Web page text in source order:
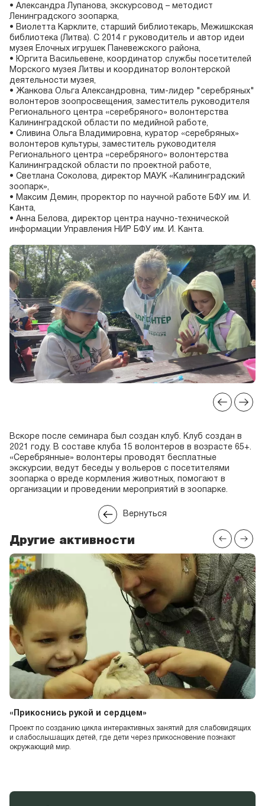
• Александра Лупанова, экскурсовод – методист
Ленинградского зоопарка,
• Виолетта Карклите, старший библиотекарь, Межишкская
библиотека (Литва). С 2014 г руководитель и автор идеи
музея Елочных игрушек Паневежского района,
• Юргита Васильевене, координатор службы посетителей
Морского музея Литвы и координатор волонтерской
деятельности музея,
• Жанкова Ольга Александровна, тим-лидер "серебряных"
волонтеров зоопросвещения, заместитель руководителя
Регионального центра «серебряного» волонтерства
Калининградской области по медийной работе,
• Сливина Ольга Владимировна, куратор «серебряных»
волонтеров культуры, заместитель руководителя
Регионального центра «серебряного» волонтерства
Калининградской области по проектной работе,
• Светлана Соколова, директор МАУК «Калининградский
зоопарк»,
• Максим Демин, проректор по научной работе БФУ им. И.
Канта,
• Анна Белова, директор центра научно-технической
информации Управления НИР БФУ им. И. Канта.
Вскоре после семинара был создан клуб. Клуб создан в
2021 году. В составе клуба 15 волонтеров в возрасте 65+.
«Серебрянные» волонтеры проводят бесплатные
экскурсии, ведут беседы у вольеров с посетителями
зоопарка о вреде кормления животных, помогают в
организации и проведении мероприятий в зоопарке.
Вернуться
Другие активности
«Прикоснись рукой и сердцем»
Проект по созданию цикла интерактивных занятий для слабовидящих
и слабослышащих детей, где дети через прикосновение познают
окружающий мир.